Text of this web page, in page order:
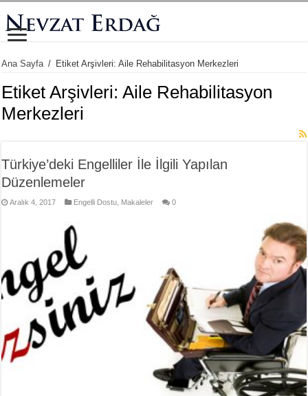
Ana Sayfa / Etiket Arşivleri: Aile Rehabilitasyon Merkezleri
Etiket Arşivleri:Aile Rehabilitasyon
Merkezleri
Türkiye’deki Engelliler İle İlgili Yapılan
Düzenlemeler
Aralık 4, 2017 Engelli Dostu Makaleler 0